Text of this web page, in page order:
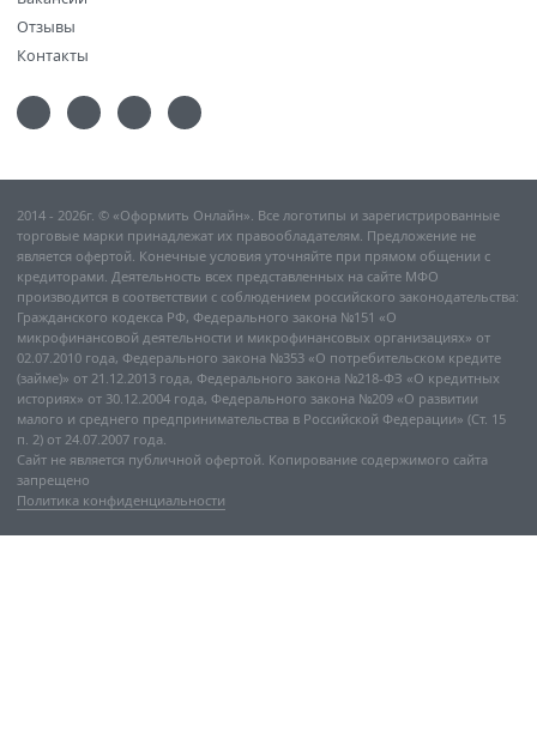
Отзывы
Контакты
2014 - 2026г. © «Оформить Онлайн». Все логотипы и зарегистрированные
торговые марки принадлежат их правообладателям. Предложение не
является офертой. Конечные условия уточняйте при прямом общении с
кредиторами. Деятельность всех представленных на сайте МФО
производится в соответствии с соблюдением российского законодательства:
Гражданского кодекса РФ, Федерального закона №151 «О
микрофинансовой деятельности и микрофинансовых организациях» от
02.07.2010 года, Федерального закона №353 «О потребительском кредите
(займе)» от 21.12.2013 года, Федерального закона №218-ФЗ «О кредитных
историях» от 30.12.2004 года, Федерального закона №209 «О развитии
малого и среднего предпринимательства в Российской Федерации» (Ст. 15
п. 2) от 24.07.2007 года.
Сайт не является публичной офертой. Копирование содержимого сайта
запрещено
Политика конфиденциальности